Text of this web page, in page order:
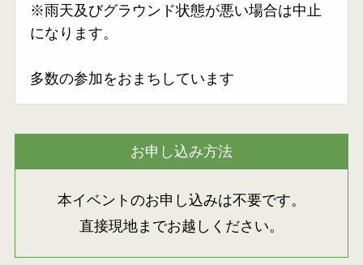
※雨天及びグラウンド状態が悪い場合は中止
になります。
多数の参加をおまちしています
お申し込み方法
本イベントのお申し込みは不要です。
直接現地までお越しください。